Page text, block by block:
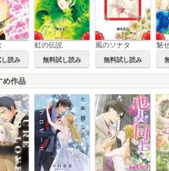
読み
虹の伝説
無料試し読み
風のソナタ
無料試し読み
魅
め作品